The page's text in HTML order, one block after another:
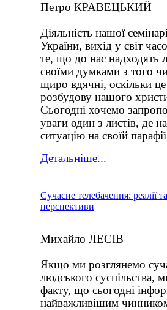
Петро КРАВЕЦЬКИЙ
Діяльність нашої
України, вихід у світ
те, що до нас надходять
своїми думками з того
щиро вдячні, оскільки
розбудову нашого
Сьогодні хочемо
уваги один з листів, де
cитуацію на своїй
Детальніше...
Сучасне телебачення: реалії та
перспективи
Михайло ЛЕСІВ
Якщо ми розглянемо
людського суспільства,
факту, що сьогодні
найважливішим